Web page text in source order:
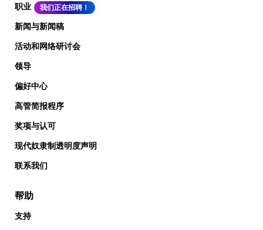
职业
我们正在招聘！
新闻与新闻稿
活动和网络研讨会
领导
偏好中心
高管简报程序
奖项与认可
现代奴隶制透明度声明
联系我们
帮助
支持